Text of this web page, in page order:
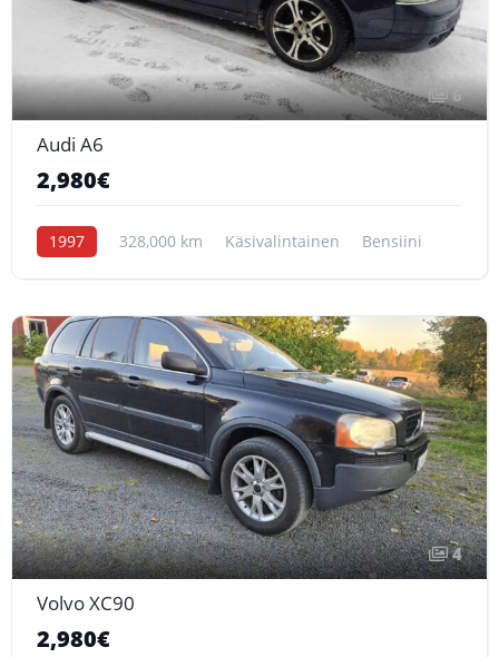
6
Audi A6
2,980€
1997 328,000 km Käsivalintainen Bensiini
4
Volvo XC90
2,980€